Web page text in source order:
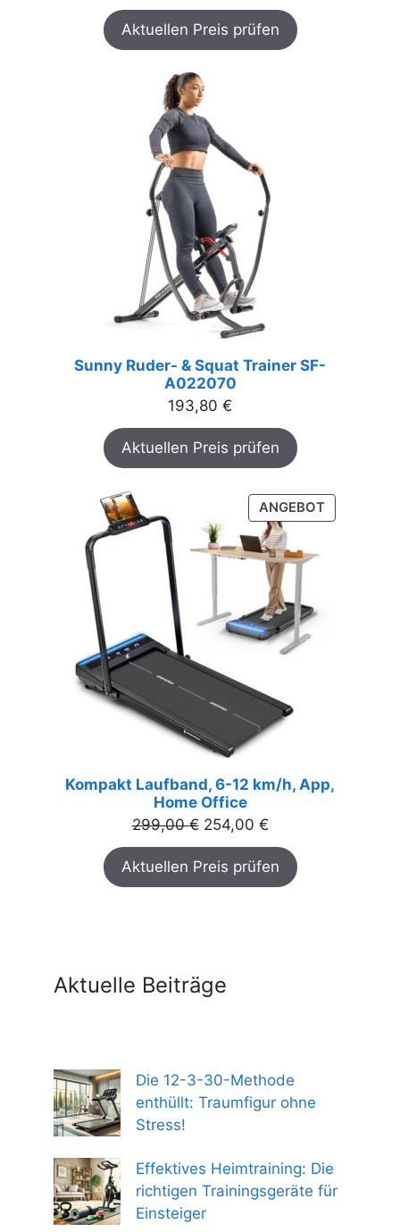
Aktuellen Preis prüfen
Sunny Ruder- & Squat Trainer SF-
A022070
193,80 €
Aktuellen Preis prüfen
ANGEBOTPRODUKT
IM
Kompakt Laufband, 6-12 km/h, App,
Home Office
299,00€ Ursprünglicher
Preis
war:
299,00 €
254,00 €Aktueller
Preis
ist:
254,00 €.
Aktuellen Preis prüfen
Aktuelle Beiträge
Die 12-3-30-Methode
enthüllt: Traumfigur ohne
Stress!
Effektives Heimtraining: Die
richtigen Trainingsgeräte für
Einsteiger